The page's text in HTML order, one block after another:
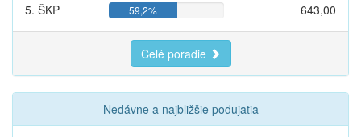
5. ŠKP
59,2% 643,00
Celé poradie
Nedávne a najbližšie podujatia